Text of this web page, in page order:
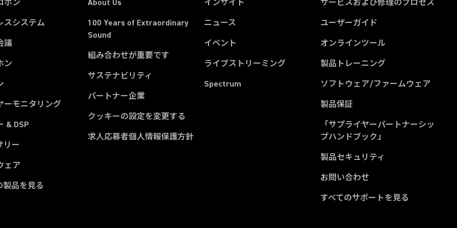
ホン
スシステム
議
ン
ーモニタリング
& DSP
リー
ェア
製品を見る
About Us
100 Years of Extraordinary
Sound
組み合わせが重要です
サステナビリティ
パートナー企業
クッキーの設定を変更する
求人応募者個人情報保護方針
インサイト
ニュース
イベント
ライブストリーミング
Spectrum
サービスおよび修理のプロセス
ユーザーガイド
オンラインツール
製品トレーニング
ソフトウェア/ファームウェア
製品保証
「サプライヤーパートナーシッ
プハンドブック」
製品セキュリティ
お問い合わせ
すべてのサポートを見る